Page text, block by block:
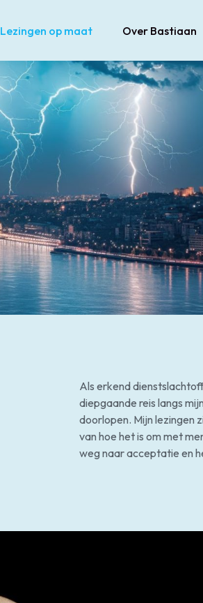
Lezingen op maat Over Bastiaan
Als erkend
diepgaande reis langs
doorlopen. Mijn lezingen
van hoe het is om met
weg naar acceptatie en